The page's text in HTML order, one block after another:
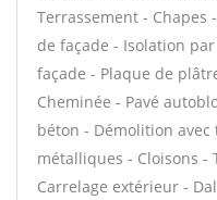
Terrassement - Chapes
de façade - Isolation
façade - Plaque de
Cheminée - Pavé
béton - Démolition
métalliques - Cloisons -
Carrelage extérieur -